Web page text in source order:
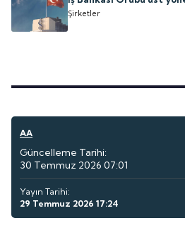
Şirketler
AA
Güncelleme Tarihi:
30 Temmuz 2026 07:01
Yayın Tarihi:
29 Temmuz 2026 17:24